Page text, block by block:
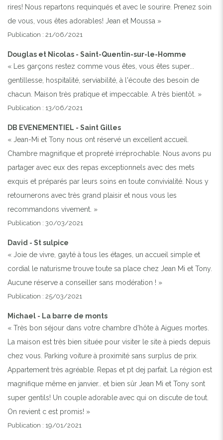
rires! Nous repartons requinqués et avec le sourire. Prenez soin
de vous, vous êtes adorables! Jean et Moussa »
Publication : 21/06/2021
Douglas et Nicolas - Saint-Quentin-sur-le-Homme
« Les garçons restez comme vous êtes, vous êtes super...
gentillesse, hospitalité, serviabilité, à l'écoute des besoin de
chacun. Maison très pratique et impeccable. A très bientôt. »
Publication : 13/06/2021
DB EVENEMENTIEL - Saint Gilles
« Jean-Mi et Tony nous ont réservé un excellent accueil.
Chambre magnifique et propreté irréprochable. Nous avons pu
partager avec eux des repas exceptionnels avec des mets
exquis et préparés par leurs soins en toute convivialité. Nous y
retournerons avec très grand plaisir et nous vous les
recommandons vivement. »
Publication : 30/03/2021
David - St sulpice
« Joie de vivre, gayté à tous les étages, un accueil simple et
cordial le naturisme trouve toute sa place chez Jean Mi et Tony.
Aucune réserve a conseiller sans modération ! »
Publication : 25/03/2021
Michael - La barre de monts
« Très bon séjour dans votre chambre d'hôte à Aigues mortes.
La maison est très bien située pour visiter le site à pieds depuis
chez vous. Parking voiture à proximité sans surplus de prix.
Appartement très agréable. Repas et pt dej parfait. La région est
magnifique même en janvier.. et bien sûr Jean Mi et Tony sont
super gentils! Un couple adorable avec qui on discute de tout.
On revient c est promis! »
Publication : 19/01/2021